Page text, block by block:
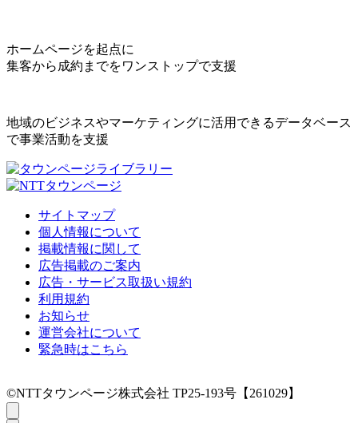
ホームページを起点に
集客から成約までをワンストップで支援
地域のビジネスやマーケティングに活用できるデータベース
で事業活動を支援
サイトマップ
個人情報について
掲載情報に関して
広告掲載のご案内
広告・サービス取扱い規約
利用規約
お知らせ
運営会社について
緊急時はこちら
©NTTタウンページ株式会社 TP25-193号【261029】